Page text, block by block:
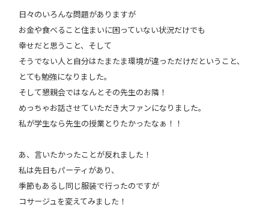
日々のいろんな問題がありますが
お金や食べること住まいに困っていない状況だけでも
幸せだと思うこと、そして
そうでない人と自分はたまたま環境が違っただけだということ、
とても勉強になりました。
そして懇親会ではなんとその先生のお隣！
めっちゃお話させていただき大ファンになりました。
私が学生なら先生の授業とりたかったなぁ！！
あ、言いたかったことが反れました！
私は先日もパーティがあり、
季節もあるし同じ服装で行ったのですが
コサージュを変えてみました！